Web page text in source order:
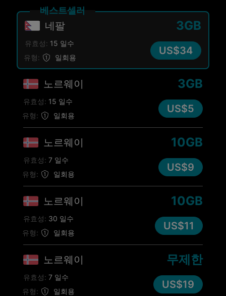
네팔
유형: 일회용
3GB
유효성: 15 일수
US$34
베스트셀러
노르웨이
유형: 일회용
3GB
유효성: 15 일수
US$5
노르웨이
유형: 일회용
10GB
유효성: 7 일수
US$9
노르웨이
유형: 일회용
10GB
유효성: 30 일수
US$11
노르웨이
유형: 일회용
무제한
유효성: 7 일수
US$19